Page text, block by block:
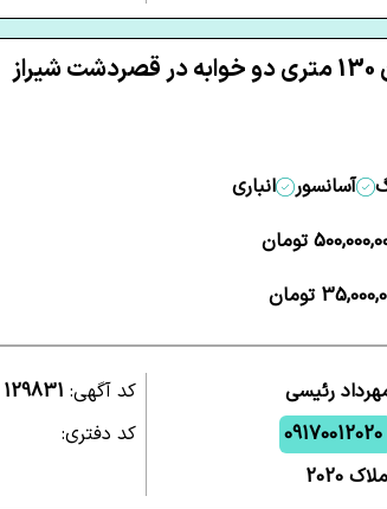
آسانسور
انباری
تومان
تومان
رئیسی
09170012020
2020
کد آگهی: 129831
کد دفتری: